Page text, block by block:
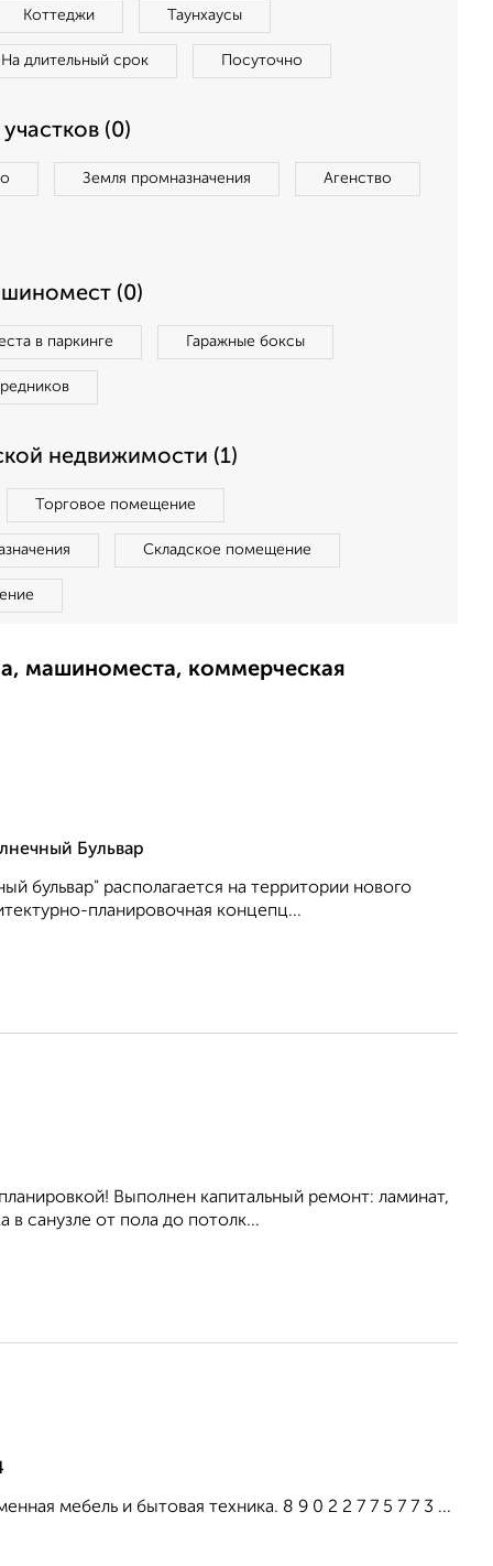
Коттеджи Таунхаусы
На длительный срок Посуточно
(0)
Земля промназначения Агенство
(0)
в паркинге Гаражные боксы
недвижимости (1)
Торговое помещение
Складское помещение
машиноместа, коммерческая
Бульвар
бульвар" располагается на территории нового
планировочная концепц...
Выполнен капитальный ремонт: ламинат,
санузле от пола до потолк...
мебель и бытовая техника. 8 9 0 2 2 7 7 5 7 7 3 ...